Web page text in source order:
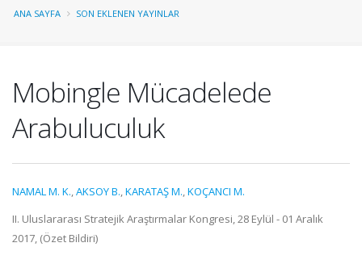
ANA SAYFA SON EKLENEN YAYINLAR
Mobingle Mücadelede
Arabuluculuk
NAMAL M. K.,AKSOY B.,KARATAŞ M.,KOÇANCI M.
II. Uluslararası Stratejik Araştırmalar Kongresi, 28 Eylül - 01 Aralık
2017, (Özet Bildiri)